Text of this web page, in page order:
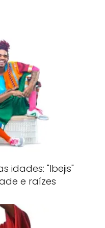
idades: "Ibejis"
e raízes